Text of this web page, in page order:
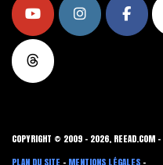
COPYRIGHT © 2009 - 2026, REEAD.COM -
PLAN DU SITE - MENTIONS LÉGALES -